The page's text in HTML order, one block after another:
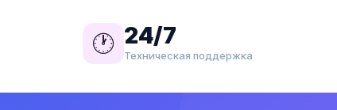
🕐 24/7
Техническая поддержка